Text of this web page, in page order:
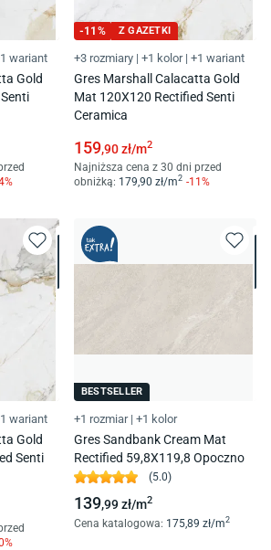
wariant
Gold
%
-11 % Z GAZETKI
+3 rozmiary | +1 kolor | +1 wariant
Gres Marshall Calacatta Gold
Mat 120X120 Rectified Senti
Ceramica
159,90zł/m2
Najniższa cena z 30 dni przed
obniżką: 179 ,90 zł/m2 -11%
wariant
Gold
Senti
%
BESTSELLER
+1 rozmiar | +1 kolor
Gres Sandbank Cream Mat
Rectified 59,8X119,8 Opoczno
(5.0)
139,99zł/m2
Cena katalogowa: 175,89 zł/m2